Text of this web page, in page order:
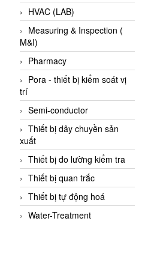
HVAC (LAB)
Measuring & Inspection (
M&I)
Pharmacy
Pora - thiết bị kiểm soát vị
trí
Semi-conductor
Thiết bị dây chuyền sản
xuất
Thiết bị đo lường kiểm tra
Thiết bị quan trắc
Thiết bị tự động hoá
Water-Treatment